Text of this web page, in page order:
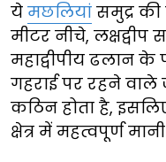
ये मछलियां समुद्र
मीटर नीचे, लक्षद्वीप
महाद्वीपीय ढलान के
गहराई पर रहने
कठिन होता है,
क्षेत्र में महत्वपूर्ण